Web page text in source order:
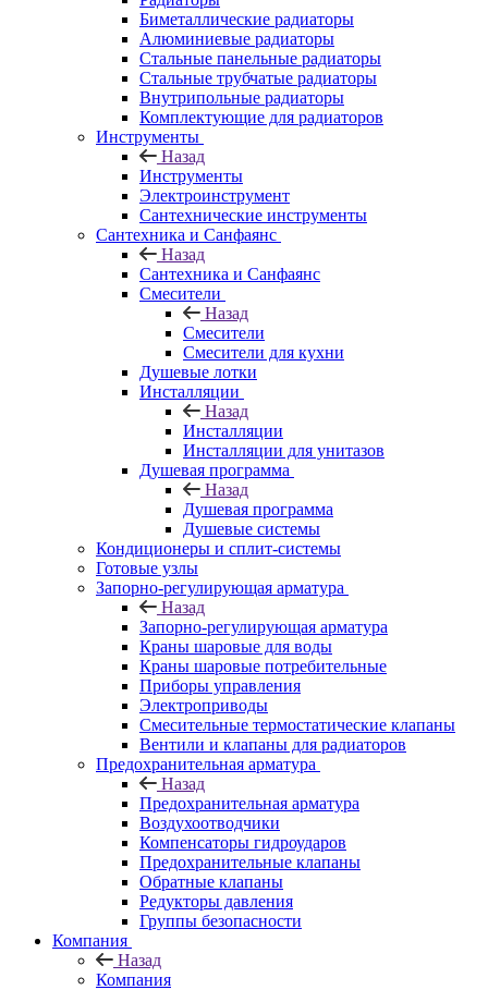
Биметаллические радиаторы
Алюминиевые радиаторы
Стальные панельные радиаторы
Стальные трубчатые радиаторы
Внутрипольные радиаторы
Комплектующие для радиаторов
Инструменты
Назад
Инструменты
Электроинструмент
Сантехнические инструменты
Сантехника и Санфаянс
Назад
Сантехника и Санфаянс
Смесители
Назад
Смесители
Смесители для кухни
Душевые лотки
Инсталляции
Назад
Инсталляции
Инсталляции для унитазов
Душевая программа
Назад
Душевая программа
Душевые системы
Кондиционеры и сплит-системы
Готовые узлы
Запорно-регулирующая арматура
Назад
Запорно-регулирующая арматура
Краны шаровые для воды
Краны шаровые потребительные
Приборы управления
Электроприводы
Смесительные термостатические клапаны
Вентили и клапаны для радиаторов
Предохранительная арматура
Назад
Предохранительная арматура
Воздухоотводчики
Компенсаторы гидроударов
Предохранительные клапаны
Обратные клапаны
Редукторы давления
Группы безопасности
Компания
Назад
Компания